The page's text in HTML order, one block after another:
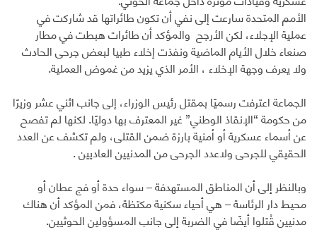
الأمم المتحدة سارعت إلى نفي أن تكون طائراتها قد شاركت في
عملية الإجلاء، لكن الأرجح والمؤكد أن طائرات هبطت في مطار
صنعاء خلال الأيام الماضية ونفذت إخلاء طبيا لبعض جرحى الحادث
ولا يعرف وجهة الإخلاء ، الأمر الذي يزيد من غموض العملية.
الجماعة اعترفت رسميًا بمقتل رئيس الوزراء، إلى جانب اثني عشر وزيرًا
من حكومة “الإنقاذ الوطني” غير المعترف بها دوليًا. لكنها لم تفصح
عن أسماء عسكرية أو أمنية بارزة ضمن القتلى، ولم تكشف عن العدد
الحقيقي للجرحى ولاعدد الجرحى من المدنيين العاديين .
وبالنظر إلى أن المناطق المستهدفة – سواء حدة أو فج عطان أو
محيط دار الرئاسة – هي أحياء سكنية مكتظة، فمن المؤكد أن هناك
مدنيين قُتلوا أيضًا في الضربة إلى جانب المسؤولين الحوثيين.